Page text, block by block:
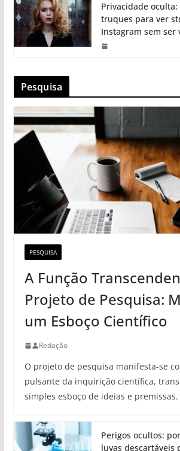
Privacidade
truques para ver
Instagram sem ser
Pesquisa
PESQUISA
A Função
Projeto de Pesquisa:
um Esboço Científico
Redação
O projeto de pesquisa manifesta-se
pulsante da inquirição científica,
simples esboço de ideias e premissas.
Perigos ocultos:
luvas descartáveis